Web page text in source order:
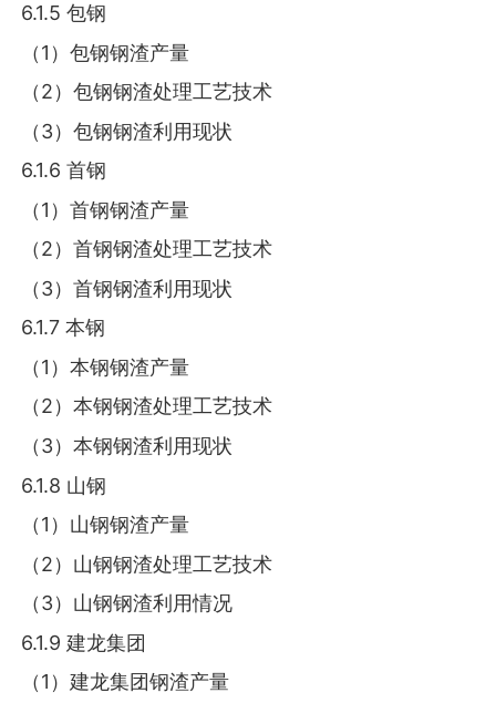
6.1.5 包钢
（1）包钢钢渣产量
（2）包钢钢渣处理工艺技术
（3）包钢钢渣利用现状
6.1.6 首钢
（1）首钢钢渣产量
（2）首钢钢渣处理工艺技术
（3）首钢钢渣利用现状
6.1.7 本钢
（1）本钢钢渣产量
（2）本钢钢渣处理工艺技术
（3）本钢钢渣利用现状
6.1.8 山钢
（1）山钢钢渣产量
（2）山钢钢渣处理工艺技术
（3）山钢钢渣利用情况
6.1.9 建龙集团
（1）建龙集团钢渣产量